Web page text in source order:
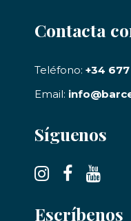
Contacta
Teléfono: +34
Email:
Síguenos
Escríbenos